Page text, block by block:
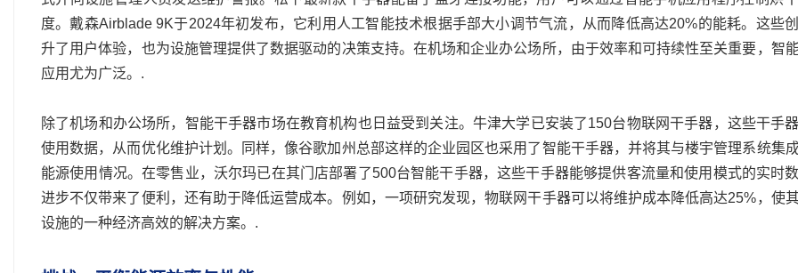
度。戴森Airblade 9K于2024年初发布，它利用人工智能技术根据手部大小调节气流，从而降低高达20%的能耗。这些
升了用户体验，也为设施管理提供了数据驱动的决策支持。在机场和企业办公场所，由于效率和可持续性至关重要，智
应用尤为广泛。.
除了机场和办公场所，智能干手器市场在教育机构也日益受到关注。牛津大学已安装了150台物联网干手器，这些干手
使用数据，从而优化维护计划。同样，像谷歌加州总部这样的企业园区也采用了智能干手器，并将其与楼宇管理系统集
能源使用情况。在零售业，沃尔玛已在其门店部署了500台智能干手器，这些干手器能够提供客流量和使用模式的实时
进步不仅带来了便利，还有助于降低运营成本。例如，一项研究发现，物联网干手器可以将维护成本降低高达25%，使
设施的一种经济高效的解决方案。.